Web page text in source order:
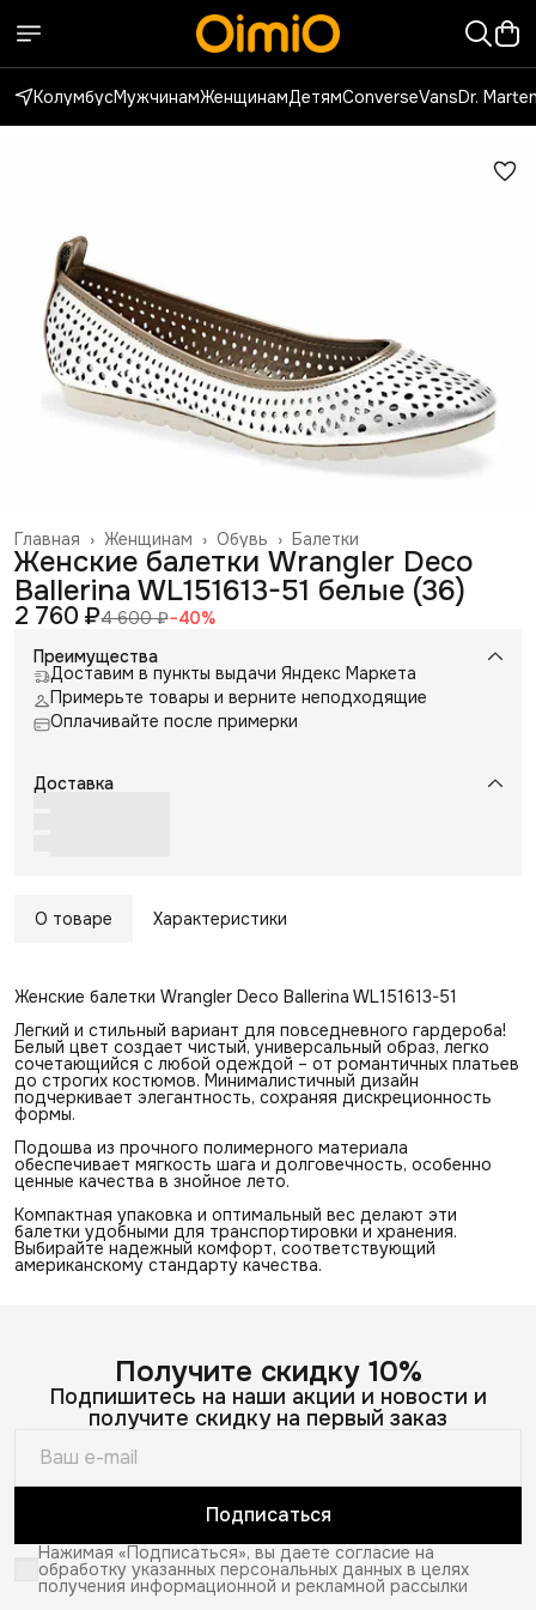
КолумбусМужчинамЖенщинамДетямConverseVansDr.
Балетки
Обувь ›
Женщинам ›
Главная ›
Женские балетки Wrangler Deco
Ballerina WL151613-51 белые (36)
2 760 ₽4 600 ₽−40%
Преимущества
Доставим в пункты выдачи Яндекс Маркета
Примерьте товары и верните неподходящие
Оплачивайте после примерки
Доставка
О товаре Характеристики
Женские балетки Wrangler Deco Ballerina WL151613-51
Легкий и стильный вариант для повседневного гардероба!
Белый цвет создает чистый, универсальный образ, легко
сочетающийся с любой одеждой – от романтичных платьев
до строгих костюмов. Минималистичный дизайн
подчеркивает элегантность, сохраняя дискреционность
формы.
Подошва из прочного полимерного материала
обеспечивает мягкость шага и долговечность, особенно
ценные качества в знойное лето.
Компактная упаковка и оптимальный вес делают эти
балетки удобными для транспортировки и хранения.
Выбирайте надежный комфорт, соответствующий
американскому стандарту качества.
Получите скидку 10%
Подпишитесь на наши акции и новости и
получите скидку на первый заказ
Подписаться
Нажимая «Подписаться», вы даете согласие на
обработку указанных персональных данных в целях
получения информационной и рекламной рассылки